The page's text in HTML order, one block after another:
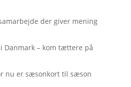
der giver mening
Danmark – kom tættere på
nu er sæsonkort til sæson